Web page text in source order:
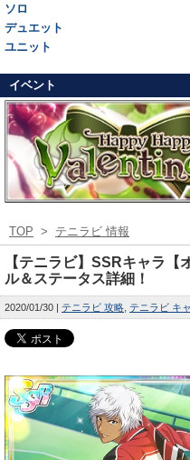
ソロ
デュエット
ユニット
イベント
TOP > テニラビ 情報
【テニラビ】SSRキャラ
ル＆ステータス詳細！
2020/01/30 テニラビ 攻略 テニラビ キ